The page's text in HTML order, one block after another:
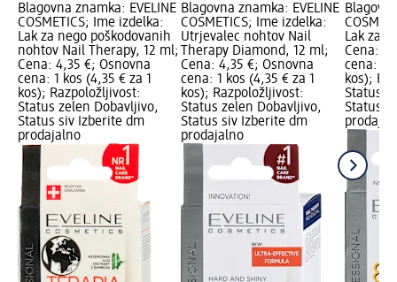
Blagovna znamka: EVELINE
COSMETICS; Ime izdelka:
Lak za nego poškodovanih
nohtov Nail Therapy, 12 ml;
Cena: 4,35 €; Osnovna
cena: 1 kos (4,35 € za 1
kos); Razpoložljivost:
Status zelen Dobavljivo,
Status siv Izberite dm
prodajalno
Blagovna znamka: EVELINE
COSMETICS; Ime izdelka:
Utrjevalec nohtov Nail
Therapy Diamond, 12 ml;
Cena: 4,35 €; Osnovna
cena: 1 kos (4,35 € za 1
kos); Razpoložljivost:
Status zelen Dobavljivo,
Status siv Izberite dm
prodajalno
Lak za
Cena:
cena: 1
kos);
Status
Status